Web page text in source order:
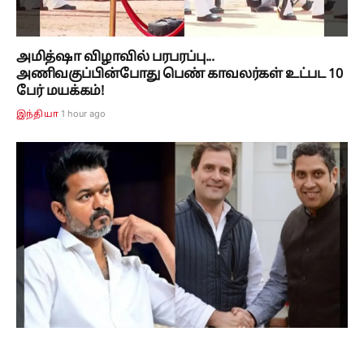
அமித்ஷா விழாவில் பரபரப்பு...
அணிவகுப்பின்போது பெண் காவலர்கள் உட்பட 10
பேர் மயக்கம்!
இந்தியா 1 hour ago